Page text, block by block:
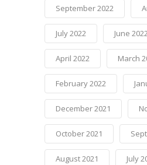
September 2022
July 2022 June
April 2022 March
February 2022
December 2021
October 2021
August 2021 July